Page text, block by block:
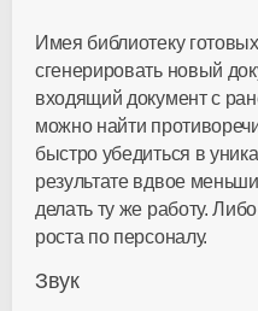
Имея библиотеку
сгенерировать новый
входящий документ с
можно найти
быстро убедиться в
результате вдвое
делать ту же работу.
роста по персоналу.
Звук